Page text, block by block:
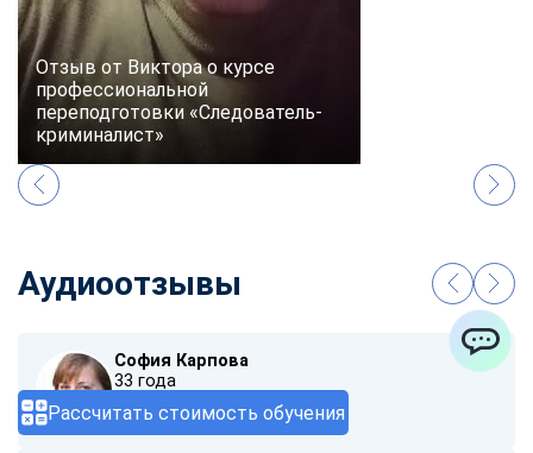
Рассчитать стоимость обучения
Отзыв от Виктора о курсе
профессиональной
переподготовки «Следователь-
криминалист»
Аудиоотзывы
София Карпова
33 года
00:00/ 01:40